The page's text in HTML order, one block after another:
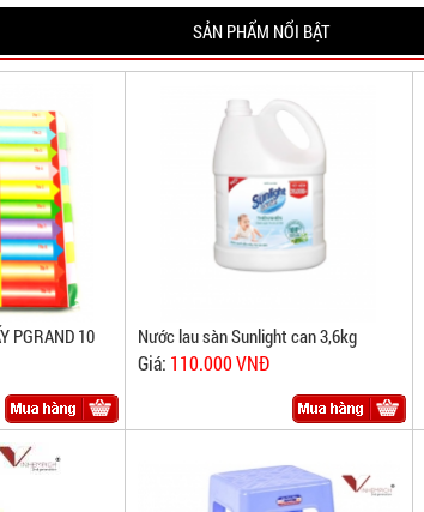
SẢN PHẨM NỔI BẬT
PGRAND 10
Nước lau sàn Sunlight can 3,6kg
Giá: 110.000 VNĐ